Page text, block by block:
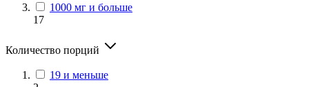
1000 мг и больше
17
Количество порций
19 и меньше